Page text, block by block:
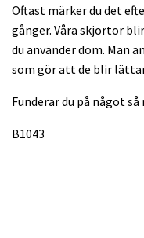
Oftast märker du det
gånger. Våra skjortor
du använder dom. Man
som gör att de blir
Funderar du på något
B1043